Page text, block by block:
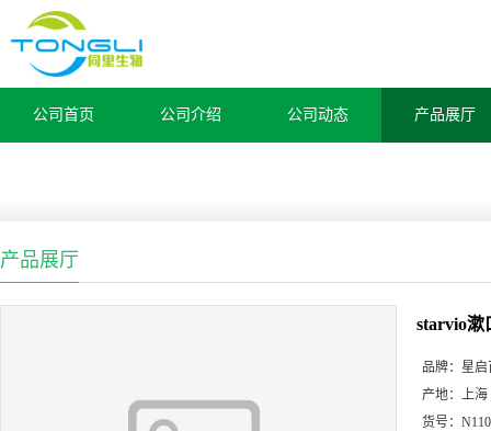
公司首页 公司介绍 公司动态 产品展厅
产品展厅
starvio漱
品牌： 星启
产地： 上海
货号：